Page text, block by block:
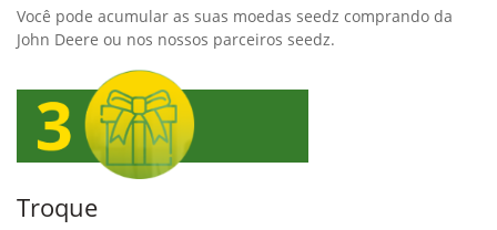
Você pode acumular as suas moedas seedz comprando da
John Deere ou nos nossos parceiros seedz.
Troque